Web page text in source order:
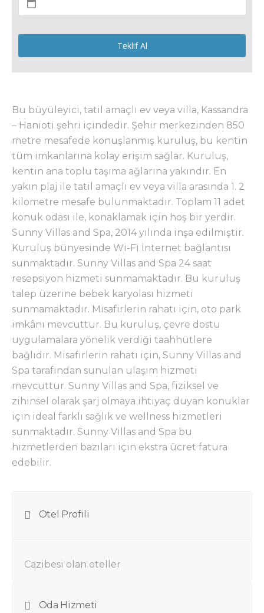
Teklif Al
Bu büyüleyici, tatil amaçlı ev veya villa, Kassandra
– Hanioti şehri içindedir. Şehir merkezinden 850
metre mesafede konuşlanmış kuruluş, bu kentin
tüm imkanlarına kolay erişim sağlar. Kuruluş,
kentin ana toplu taşıma ağlarına yakındır. En
yakın plaj ile tatil amaçlı ev veya villa arasında 1. 2
kilometre mesafe bulunmaktadır. Toplam 11 adet
konuk odası ile, konaklamak için hoş bir yerdir.
Sunny Villas and Spa, 2014 yılında inşa edilmiştir.
Kuruluş bünyesinde Wi-Fi İnternet bağlantısı
sunmaktadır. Sunny Villas and Spa 24 saat
resepsiyon hizmeti sunmamaktadır. Bu kuruluş
talep üzerine bebek karyolası hizmeti
sunmamaktadır. Misafirlerin rahatı için, oto park
imkânı mevcuttur. Bu kuruluş, çevre dostu
uygulamalara yönelik verdiği taahhütlere
bağlıdır. Misafirlerin rahatı için, Sunny Villas and
Spa tarafından sunulan ulaşım hizmeti
mevcuttur. Sunny Villas and Spa, fiziksel ve
zihinsel olarak şarj olmaya ihtiyaç duyan konuklar
için ideal farklı sağlık ve wellness hizmetleri
sunmaktadır. Sunny Villas and Spa bu
hizmetlerden bazıları için ekstra ücret fatura
edebilir.
Otel Profili
Cazibesi olan oteller
Oda Hizmeti